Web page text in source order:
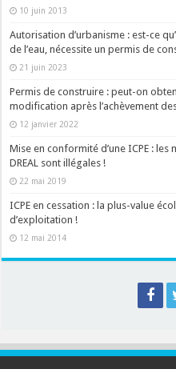
10 juin 2013
Autorisation d’urbanisme : est-ce
de l’eau, nécessite un permis de
21 juin 2023
Permis de construire : peut-on
modification après l’achèvement
12 janvier 2022
Mise en conformité d’une ICPE :
DREAL sont illégales !
22 mai 2019
ICPE en cessation : la plus-value
d’exploitation !
12 mai 2014